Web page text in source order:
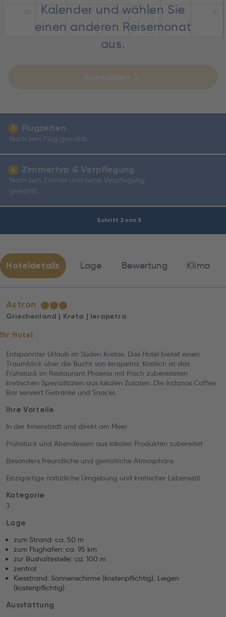
Schritt 2 von 5
Kalender und wählen Sie
einen anderen Reisemonat
aus.
26 27 28 29 30
3 Flugzeiten
Noch kein Flug gewählt.
4 Zimmertyp & Verpflegung
Noch kein Zimmer und keine Verpflegung
gewählt.
Hoteldetails Lage Bewertung Klima
Astron ★★★
Griechenland | Kreta | Ierapetra
Ihr Hotel
Entspannter Urlaub im Süden Kretas. Das Hotel bietet einen
Traumblick über die Bucht von Ierapetra. Köstlich ist das
Frühstück im Restaurant Phoenix mit frisch zubereiteten
kretischen Spezialitäten aus lokalen Zutaten. Die Iridanos Coffee
Bar serviert Getränke und Snacks.
Ihre Vorteile
In der Innenstadt und direkt am Meer
Frühstück und Abendessen aus lokalen Produkten zubereitet
Besonders freundliche und gemütliche Atmosphäre
Einzigartige natürliche Umgebung und kretischer Lebensstil
Kategorie
3
Lage
zum Strand: ca. 50 m
zum Flughafen: ca. 95 km
zur Bushaltestelle: ca. 100 m
zentral
Kiesstrand: Sonnenschirme (kostenpflichtig), Liegen
(kostenpflichtig)
Ausstattung